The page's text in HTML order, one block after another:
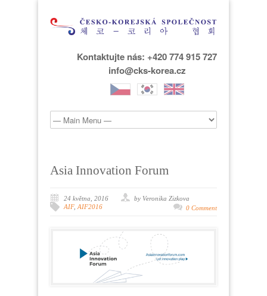
Kontaktujte nás: +420 774 915 727
info@cks-korea.cz
Asia Innovation Forum
24 května, 2016
by Veronika Zizkova
AIF, AIF2016 0 Comment